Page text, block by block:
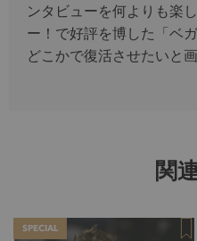
ンタビューを何よりも楽
ー！で好評を博した「ベ
どこかで復活させたいと
関
SPECIAL